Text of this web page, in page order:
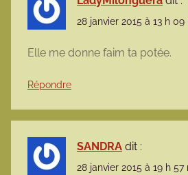
28 janvier 2015 à 13 h 09
Elle me donne faim ta potée.
Répondre
SANDRA dit :
28 janvier 2015 à 19 h 57